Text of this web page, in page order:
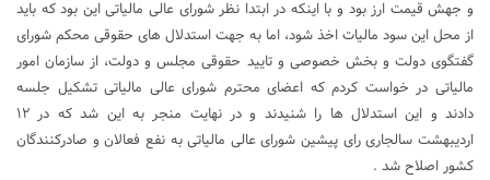
و جهش قیمت ارز بود و با اینکه در ابتدا نظر شورای عالی مالیاتی این بود که باید
از محل این سود مالیات اخذ شود، اما به جهت استدلال های حقوقی محکم شورای
گفتگوی دولت و بخش خصوصی و تایید حقوقی مجلس و دولت، از سازمان امور
مالیاتی در خواست کردم که اعضای محترم شورای عالی مالیاتی تشکیل جلسه
دادند و این استدلال ها را شنیدند و در نهایت منجر به این شد که در ۱۲
اردیبهشت سالجاری رای پیشین شورای عالی مالیاتی به نفع فعالان و صادرکنندگان
کشور اصلاح شد .